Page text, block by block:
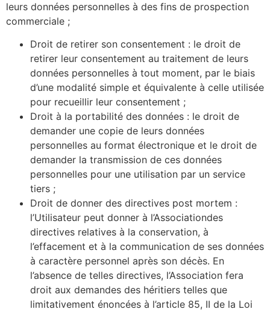
leurs données personnelles à des fins de prospection
commerciale ;
Droit de retirer son consentement : le droit de
retirer leur consentement au traitement de leurs
données personnelles à tout moment, par le biais
d’une modalité simple et équivalente à celle utilisée
pour recueillir leur consentement ;
Droit à la portabilité des données : le droit de
demander une copie de leurs données
personnelles au format électronique et le droit de
demander la transmission de ces données
personnelles pour une utilisation par un service
tiers ;
Droit de donner des directives post mortem :
l’Utilisateur peut donner à l’Associationdes
directives relatives à la conservation, à
l’effacement et à la communication de ses données
à caractère personnel après son décès. En
l’absence de telles directives, l’Association fera
droit aux demandes des héritiers telles que
limitativement énoncées à l’article 85, II de la Loi